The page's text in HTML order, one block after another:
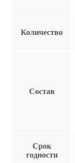
Количество
Состав
Срок
годности